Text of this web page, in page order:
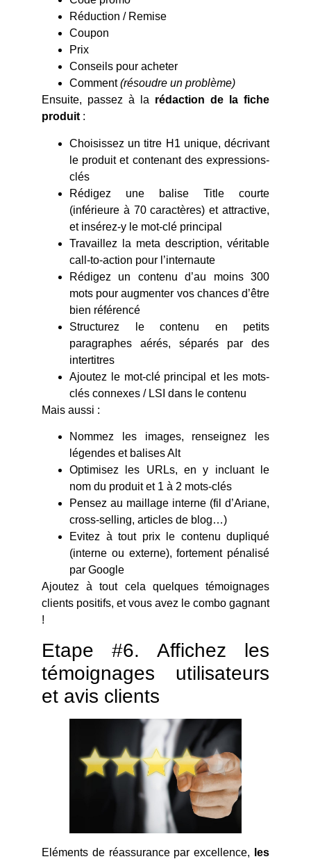
Réduction / Remise
Coupon
Prix
Conseils pour acheter
Comment(résoudre un problème)
Ensuite, passez à la rédaction de la fiche
produit :
Choisissez un titre H1 unique, décrivant
le produit et contenant des expressions-
clés
Rédigez une balise Title courte
(inférieure à 70 caractères) et attractive,
et insérez-y le mot-clé principal
Travaillez la meta description, véritable
call-to-action pour l’internaute
Rédigez un contenu d’au moins 300
mots pour augmenter vos chances d’être
bien référencé
Structurez le contenu en petits
paragraphes aérés, séparés par des
intertitres
Ajoutez le mot-clé principal et les mots-
clés connexes / LSI dans le contenu
Mais aussi :
Nommez les images, renseignez les
légendes et balises Alt
Optimisez les URLs, en y incluant le
nom du produit et 1 à 2 mots-clés
Pensez au maillage interne (fil d’Ariane,
cross-selling, articles de blog…)
Evitez à tout prix le contenu dupliqué
(interne ou externe), fortement pénalisé
par Google
Ajoutez à tout cela quelques témoignages
clients positifs, et vous avez le combo gagnant
!
Etape #6. Affichez les
témoignages utilisateurs
et avis clients
Eléments de réassurance par excellence,
les